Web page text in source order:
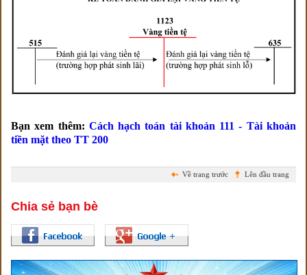
Bạn xem thêm: Cách hạch toán tài khoản 111 - Tài khoản
tiền mặt theo TT 200
Lên đầu trang
Về trang trước
Chia sẻ bạn bè